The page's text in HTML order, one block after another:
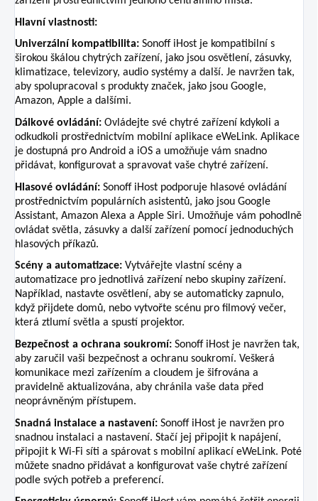
Hlavní vlastnosti:
Univerzální kompatibilita: Sonoff iHost je kompatibilní s
širokou škálou chytrých zařízení, jako jsou osvětlení, zásuvky,
klimatizace, televizory, audio systémy a další. Je navržen tak,
aby spolupracoval s produkty značek, jako jsou Google,
Amazon, Apple a dalšími.
Dálkové ovládání: Ovládejte své chytré zařízení kdykoli a
odkudkoli prostřednictvím mobilní aplikace eWeLink. Aplikace
je dostupná pro Android a iOS a umožňuje vám snadno
přidávat, konfigurovat a spravovat vaše chytré zařízení.
Hlasové ovládání: Sonoff iHost podporuje hlasové ovládání
prostřednictvím populárních asistentů, jako jsou Google
Assistant, Amazon Alexa a Apple Siri. Umožňuje vám pohodlně
ovládat světla, zásuvky a další zařízení pomocí jednoduchých
hlasových příkazů.
Scény a automatizace: Vytvářejte vlastní scény a
automatizace pro jednotlivá zařízení nebo skupiny zařízení.
Například, nastavte osvětlení, aby se automaticky zapnulo,
když přijdete domů, nebo vytvořte scénu pro filmový večer,
která ztlumí světla a spustí projektor.
Bezpečnost a ochrana soukromí: Sonoff iHost je navržen tak,
aby zaručil vaši bezpečnost a ochranu soukromí. Veškerá
komunikace mezi zařízením a cloudem je šifrována a
pravidelně aktualizována, aby chránila vaše data před
neoprávněným přístupem.
Snadná instalace a nastavení: Sonoff iHost je navržen pro
snadnou instalaci a nastavení. Stačí jej připojit k napájení,
připojit k Wi-Fi síti a spárovat s mobilní aplikací eWeLink. Poté
můžete snadno přidávat a konfigurovat vaše chytré zařízení
podle svých potřeb a preferencí.